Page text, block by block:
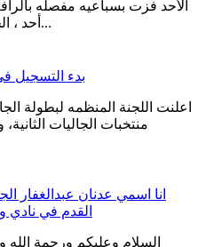
الأحد فزت بسباعيه مفصله
أحد ، الجود بالموجود .. وهي ليست جوله...
بدء التسجيل
اعلنت اللجنة المنظمه لبطولة
منتخبات الجاليات
انا اسمي عدنان عبدالغفار
القدم في نادي
السلام وعليكم ورحمة الله